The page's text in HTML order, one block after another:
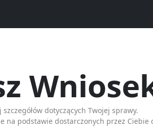
dotyczących Twojej sprawy.
na podstawie dostarczonych przez Ciebie